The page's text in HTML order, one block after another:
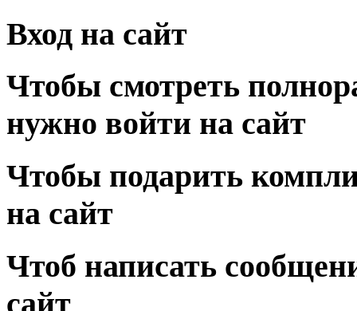
Вход на сайт
Чтобы смотреть
нужно войти на сайт
Чтобы подарить
на сайт
Чтоб написать
сайт